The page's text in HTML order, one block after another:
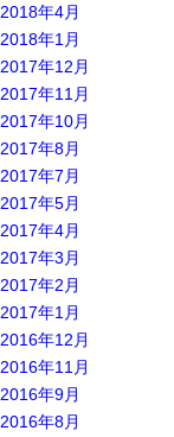
2018年4月
2018年1月
2017年12月
2017年11月
2017年10月
2017年8月
2017年7月
2017年5月
2017年4月
2017年3月
2017年2月
2017年1月
2016年12月
2016年11月
2016年9月
2016年8月